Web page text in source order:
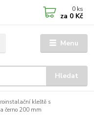
Menu
Hledat
0 ks
za 0 Kč
kleště s
černo 200 mm